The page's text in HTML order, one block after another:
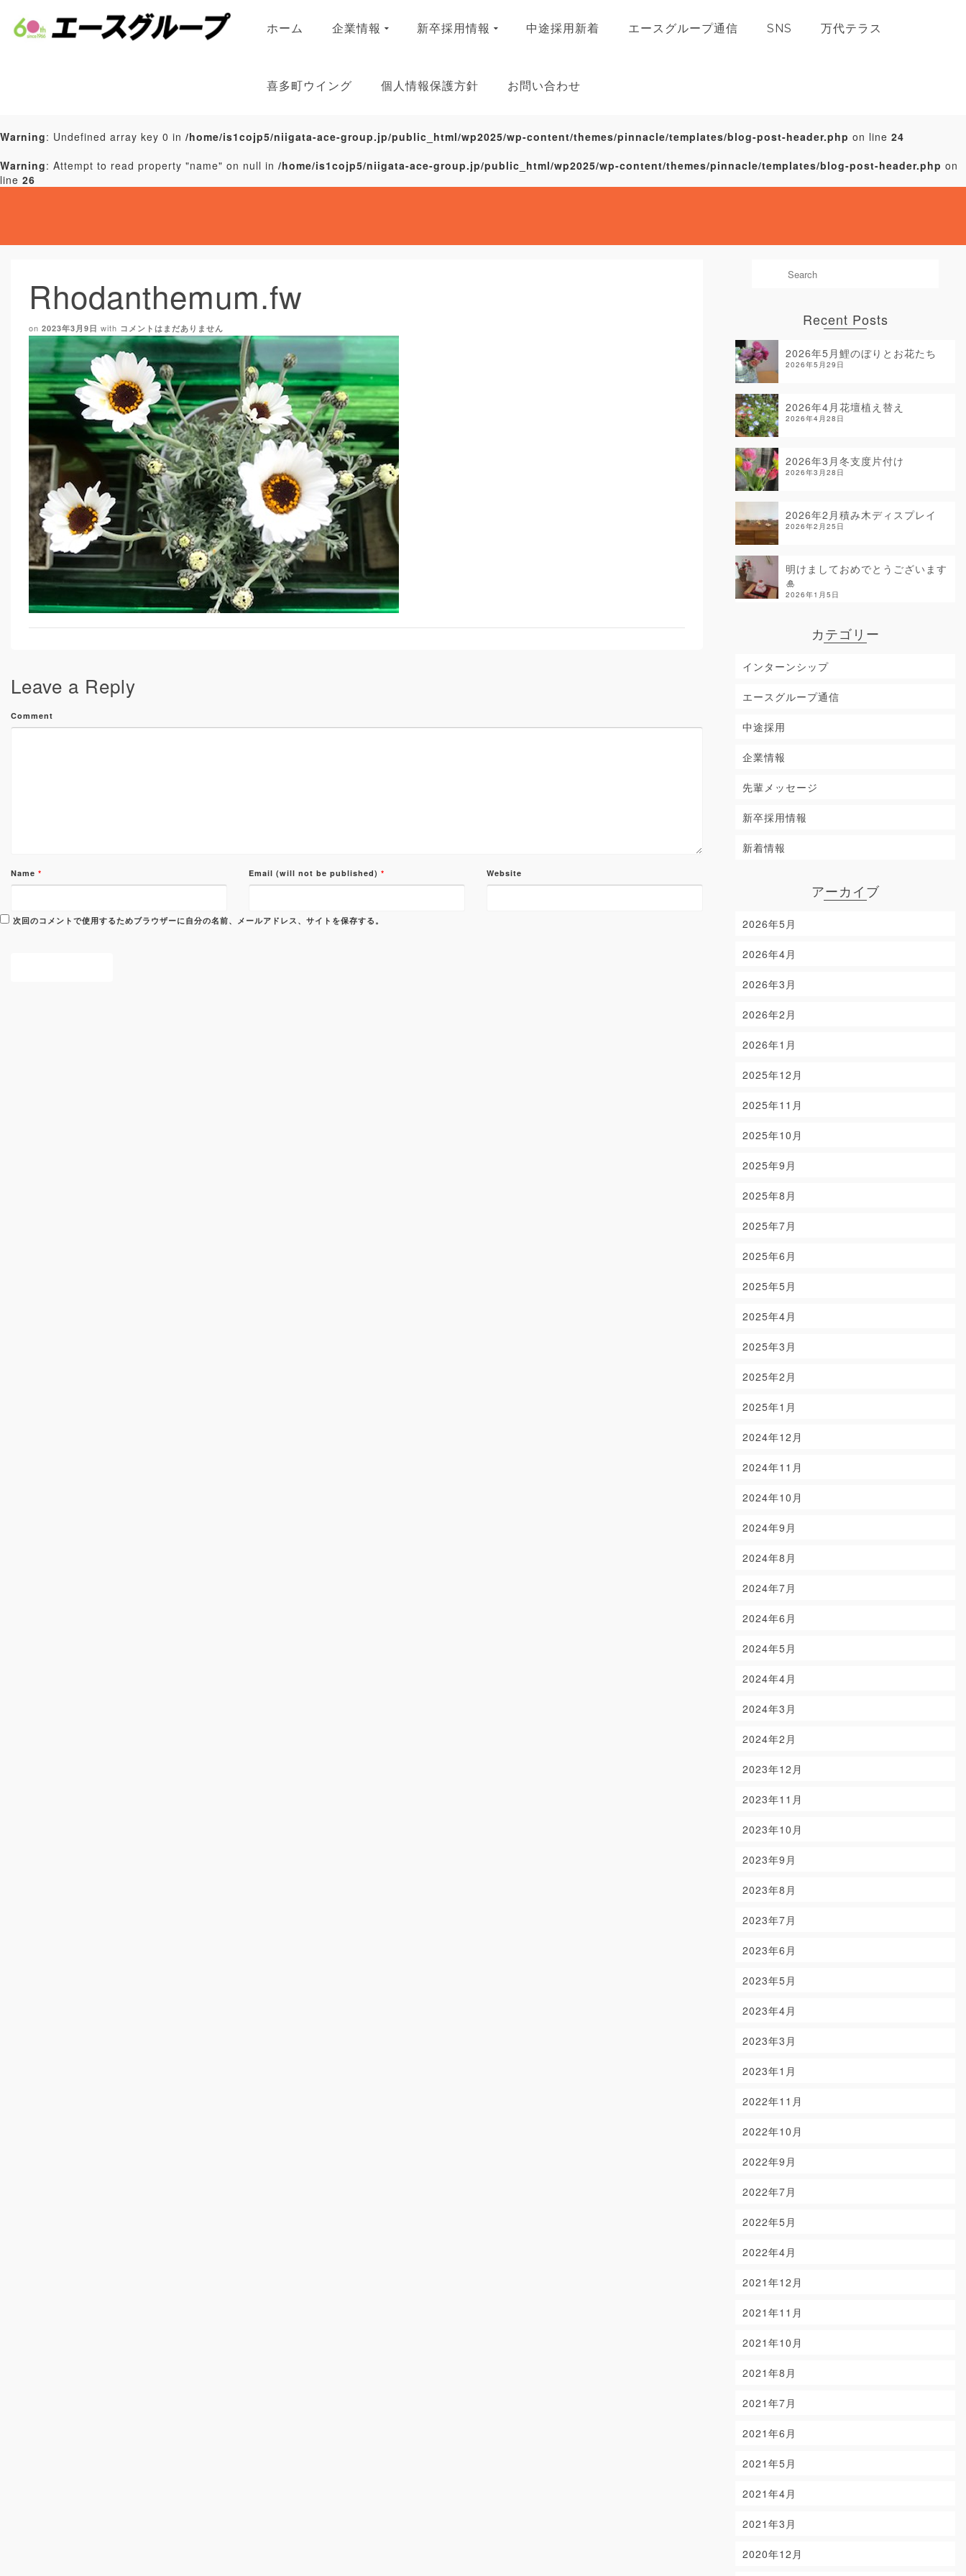
ホーム 企業情報 新卒採用情報 中途採用新着 エースグループ通信 SNS 万代テラス
喜多町ウイング 個人情報保護方針 お問い合わせ
Warning: Undefined array key 0 in /home/is1cojp5/niigata-ace-group.jp/public_html/wp2025/wp-content/themes/pinnacle/templates/blog-post-header.php on line 24
Warning: Attempt to read property "name" on null in /home/is1cojp5/niigata-ace-group.jp/public_html/wp2025/wp-content/themes/pinnacle/templates/blog-post-header.php on
line 26
Rhodanthemum.fw
on 2023年3月9日 with コメントはまだありません
Leave a Reply
Comment
Name * Email (will not be published) * Website
次回のコメントで使用するためブラウザーに自分の名前、メールアドレス、サイトを保存する。
Recent Posts
2026年5月鯉のぼりとお花たち
2026年5月29日
2026年4月花壇植え替え
2026年4月28日
2026年3月冬支度片付け
2026年3月28日
2026年2月積み木ディスプレイ
2026年2月25日
明けましておめでとうございます
🎍
2026年1月5日
カテゴリー
インターンシップ
エースグループ通信
中途採用
企業情報
先輩メッセージ
新卒採用情報
新着情報
アーカイブ
2026年5月
2026年4月
2026年3月
2026年2月
2026年1月
2025年12月
2025年11月
2025年10月
2025年9月
2025年8月
2025年7月
2025年6月
2025年5月
2025年4月
2025年3月
2025年2月
2025年1月
2024年12月
2024年11月
2024年10月
2024年9月
2024年8月
2024年7月
2024年6月
2024年5月
2024年4月
2024年3月
2024年2月
2023年12月
2023年11月
2023年10月
2023年9月
2023年8月
2023年7月
2023年6月
2023年5月
2023年4月
2023年3月
2023年1月
2022年11月
2022年10月
2022年9月
2022年7月
2022年5月
2022年4月
2021年12月
2021年11月
2021年10月
2021年8月
2021年7月
2021年6月
2021年5月
2021年4月
2021年3月
2020年12月